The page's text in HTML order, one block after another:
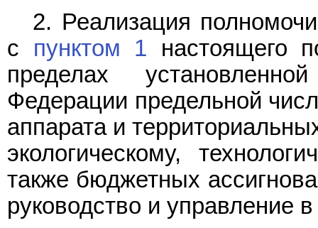
2. Реализация
с пунктом 1 настоящего
пределах
Федерации предельной
аппарата и
экологическому,
также бюджетных
руководство и управление